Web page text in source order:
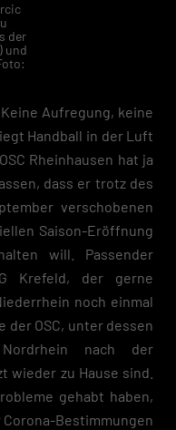
der
und
Aufregung, keine
Handball in der Luft
Rheinhausen hat ja
dass er trotz des
verschobenen
Saison-Eröffnung
will. Passender
Krefeld, der gerne
noch einmal
der OSC, unter dessen
nach der
wieder zu Hause sind.
gehabt haben,
Bestimmungen